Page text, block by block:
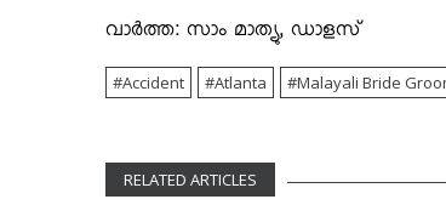
വാര്‍ത്ത: സാം മാത്യു, ഡാളസ്
Accident Atlanta Malayali Bride
RELATED ARTICLES